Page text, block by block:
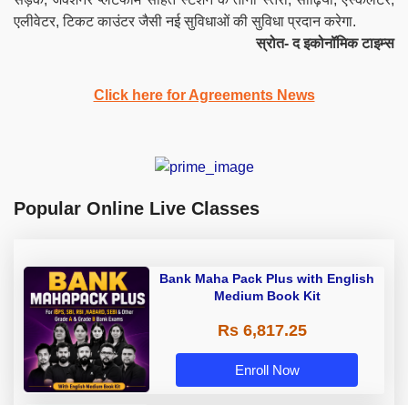
एलीवेटर, टिकट काउंटर जैसी नई सुविधाओं की सुविधा प्रदान करेगा.
स्रोत- द इकोनॉमिक टाइम्स
Click here for Agreements News
Popular Online Live Classes
Bank Maha Pack Plus with English
Medium Book Kit
Rs 6,817.25
Enroll Now